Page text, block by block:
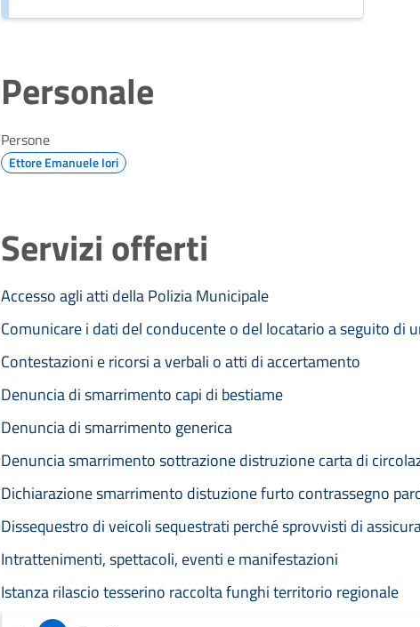
Personale
Persone
Ettore Emanuele Iori
Servizi offerti
Accesso agli atti della Polizia Municipale
Comunicare i dati del conducente o del locatario a seguito di
Contestazioni e ricorsi a verbali o atti di accertamento
Denuncia di smarrimento capi di bestiame
Denuncia di smarrimento generica
Denuncia smarrimento sottrazione distruzione carta di
Dichiarazione smarrimento distuzione furto contrassegno
Dissequestro di veicoli sequestrati perché sprovvisti di
Intrattenimenti, spettacoli, eventi e manifestazioni
Istanza rilascio tesserino raccolta funghi territorio regionale